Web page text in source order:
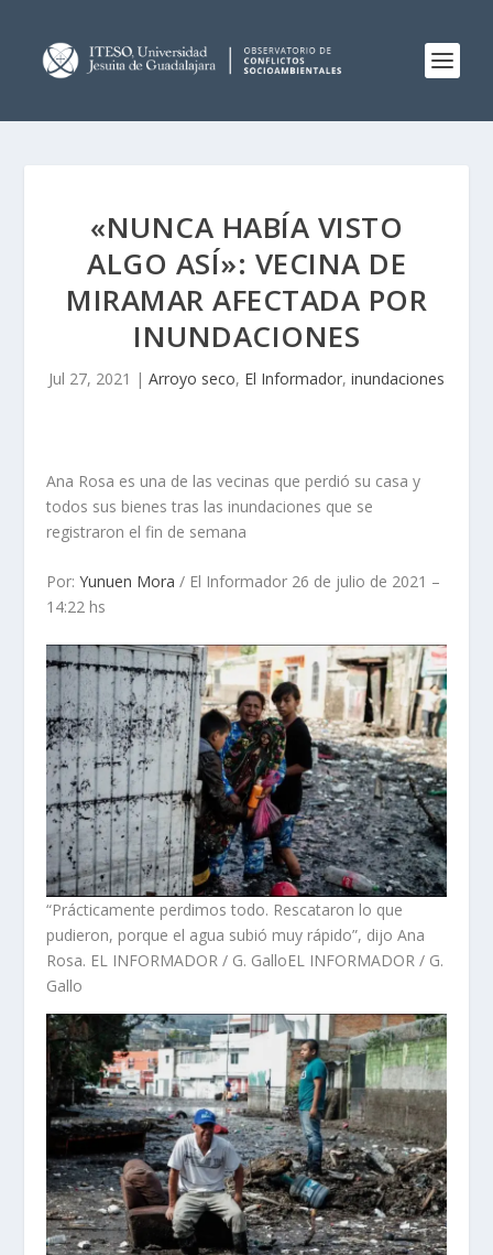
«NUNCA HABÍA VISTO
ALGO ASÍ»: VECINA DE
MIRAMAR AFECTADA POR
INUNDACIONES
Jul 27, 2021 | Arroyo seco, El Informador, inundaciones
Ana Rosa es una de las vecinas que perdió su casa y
todos sus bienes tras las inundaciones que se
registraron el fin de semana
Por:Yunuen Mora / El Informador 26 de julio de 2021 –
14:22 hs
“Prácticamente perdimos todo. Rescataron lo que
pudieron, porque el agua subió muy rápido”, dijo Ana
Rosa. EL INFORMADOR / G. GalloEL INFORMADOR / G.
Gallo